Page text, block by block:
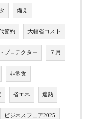
備え
節約 大幅省コスト
プロテクター ７月
非常食
省エネ 遮熱
ビジネスフェア2025